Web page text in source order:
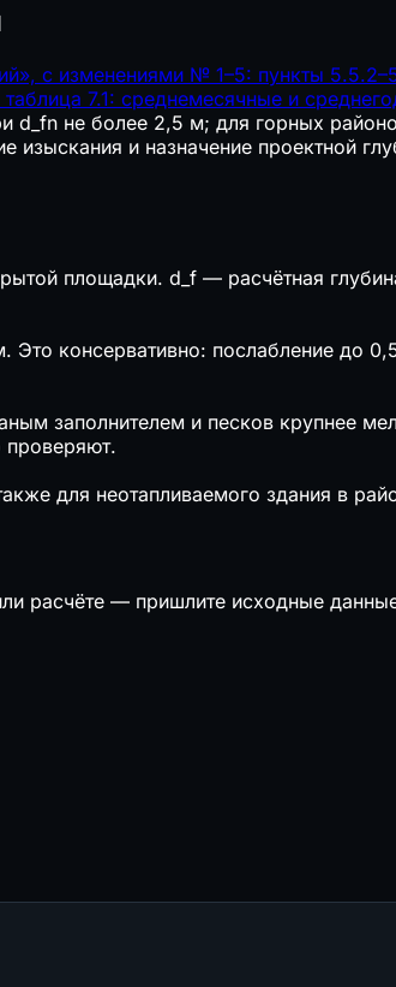
с изменениями № 1–5: пункты
7.1: среднемесячные и
не более 2,5 м; для горных
изыскания и назначение проектной
площадки. d_f — расчётная
Это консервативно: послабление до
заполнителем и песков крупнее
проверяют.
для неотапливаемого здания в
расчёте — пришлите исходные